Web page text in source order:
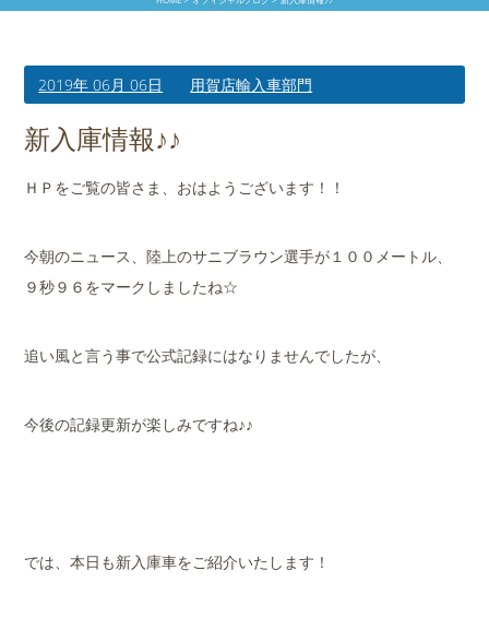
買取査定のご案内
会社概要
2019年 06月 06日 用賀店輸入車部門
新入庫情報♪♪
ＨＰをご覧の皆さま、おはようございます！！
今朝のニュース、陸上のサニブラウン選手が１００メートル、
９秒９６をマークしましたね☆
追い風と言う事で公式記録にはなりませんでしたが、
今後の記録更新が楽しみですね♪♪
では、本日も新入庫車をご紹介いたします！